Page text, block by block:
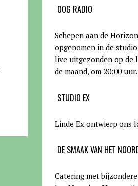
OOG RADIO
Schepen aan de
opgenomen in de
live uitgezonden op de
de maand, om 20:00 uur.
STUDIO EX
Linde Ex ontwierp ons
DE SMAAK VAN HET
Catering met